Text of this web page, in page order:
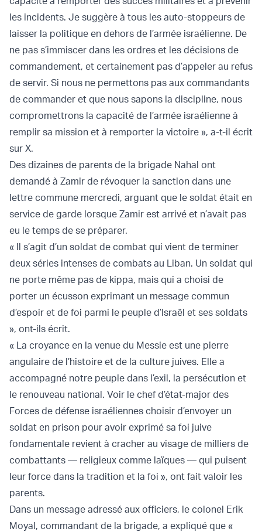
les incidents. Je suggère à tous les auto-stoppeurs de
laisser la politique en dehors de l’armée israélienne. De
ne pas s’immiscer dans les ordres et les décisions de
commandement, et certainement pas d’appeler au refus
de servir. Si nous ne permettons pas aux commandants
de commander et que nous sapons la discipline, nous
compromettrons la capacité de l’armée israélienne à
remplir sa mission et à remporter la victoire », a-t-il écrit
sur X.
Des dizaines de parents de la brigade Nahal ont
demandé à Zamir de révoquer la sanction dans une
lettre commune mercredi, arguant que le soldat était en
service de garde lorsque Zamir est arrivé et n’avait pas
eu le temps de se préparer.
« Il s’agit d’un soldat de combat qui vient de terminer
deux séries intenses de combats au Liban. Un soldat qui
ne porte même pas de kippa, mais qui a choisi de
porter un écusson exprimant un message commun
d’espoir et de foi parmi le peuple d’Israël et ses soldats
», ont-ils écrit.
« La croyance en la venue du Messie est une pierre
angulaire de l’histoire et de la culture juives. Elle a
accompagné notre peuple dans l’exil, la persécution et
le renouveau national. Voir le chef d’état-major des
Forces de défense israéliennes choisir d’envoyer un
soldat en prison pour avoir exprimé sa foi juive
fondamentale revient à cracher au visage de milliers de
combattants — religieux comme laïques — qui puisent
leur force dans la tradition et la foi », ont fait valoir les
parents.
Dans un message adressé aux officiers, le colonel Erik
Moyal, commandant de la brigade, a expliqué que «